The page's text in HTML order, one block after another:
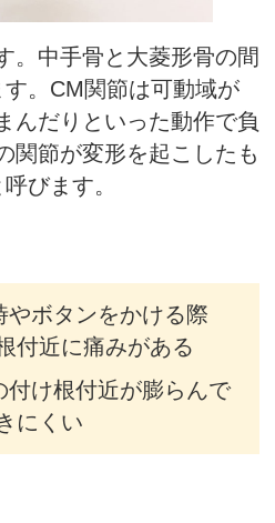
。中手骨と大菱形骨の間
。CM関節は可動域が
んだりといった動作で負
関節が変形を起こしたも
びます。
やボタンをかける際
付近に痛みがある
付け根付近が膨らんで
にくい